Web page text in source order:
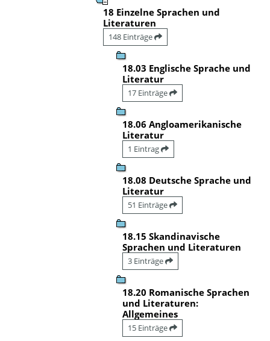
18 Einzelne Sprachen und
Literaturen
148 Einträge
18.03 Englische Sprache und
Literatur
17 Einträge
18.06 Angloamerikanische
Literatur
1 Eintrag
18.08 Deutsche Sprache und
Literatur
51 Einträge
18.15 Skandinavische
Sprachen und Literaturen
3 Einträge
18.20 Romanische Sprachen
und Literaturen:
Allgemeines
15 Einträge